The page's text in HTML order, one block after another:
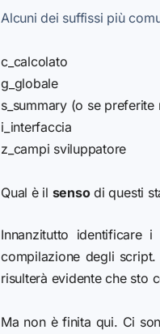
Alcuni dei suffissi più
c_calcolato
g_globale
s_summary (o se preferite
i_interfaccia
z_campi sviluppatore
Qual è il sensodi questi
Innanzitutto
compilazione degli script.
risulterà evidente che sto
Ma non è finita qui. Ci